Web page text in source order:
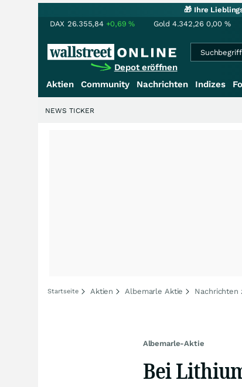
🎁 Ihre
DAX 26.355,84 +0,69% Gold 4.342,26 0,00 %
Depot eröffnen
Aktien Community Nachrichten Indizes
NEWS TICKER
Startseite Aktien Albemarle Aktie Nachrichten
Albemarle-Aktie
Bei